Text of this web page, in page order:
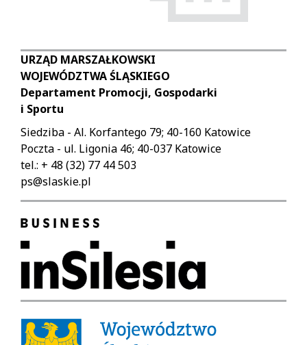
URZĄD MARSZAŁKOWSKI
WOJEWÓDZTWA ŚLĄSKIEGO
Departament Promocji, Gospodarki
i Sportu
Siedziba - Al. Korfantego 79; 40-160 Katowice
Poczta - ul. Ligonia 46; 40-037 Katowice
tel.: + 48 (32) 77 44 503
ps@slaskie.pl